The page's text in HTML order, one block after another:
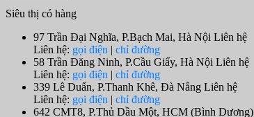
Siêu thị có hàng
97 Trần Đại Nghĩa, P.Bạch Mai, Hà Nội Liên hệ
Liên hệ: gọi điện | chỉ đường
58 Trần Đăng Ninh, P.Cầu Giấy, Hà Nội Liên hệ
Liên hệ: gọi điện | chỉ đường
339 Lê Duẩn, P.Thanh Khê, Đà Nẵng Liên hệ
Liên hệ: gọi điện | chỉ đường
642 CMT8, P.Thủ Dầu Một, HCM (Bình Dương)